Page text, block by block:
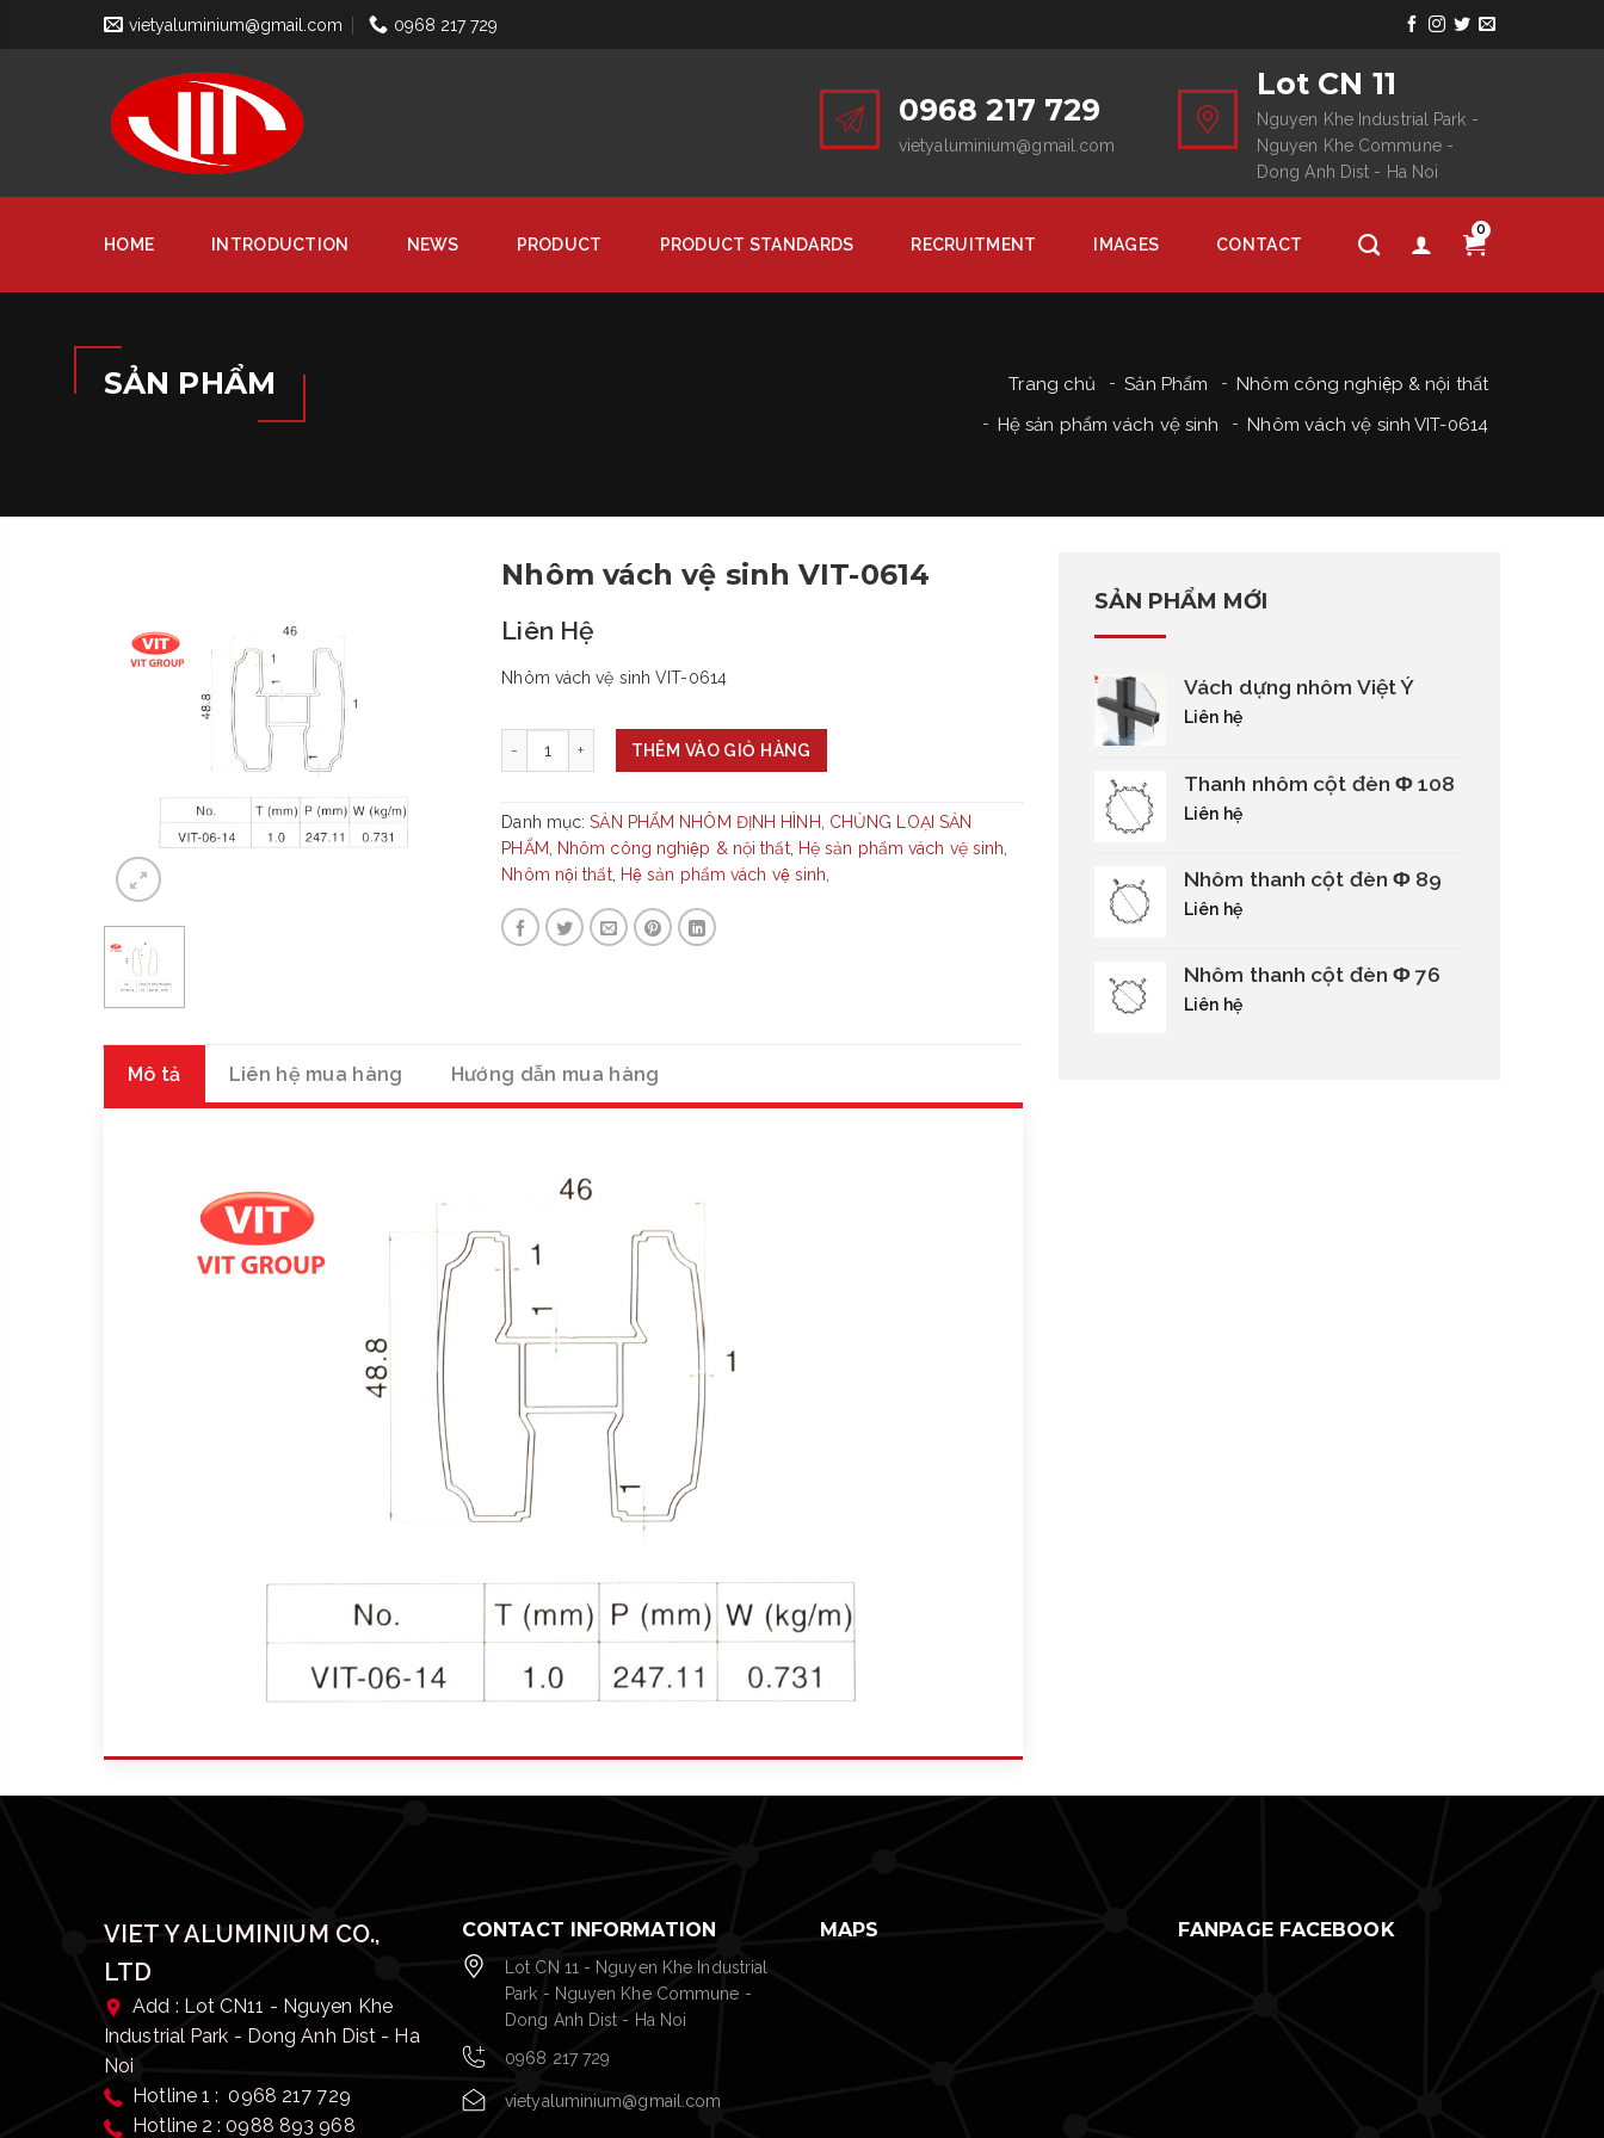
vietyaluminium@gmail.com 0968 217 729
0968 217 729
vietyaluminium@gmail.com
Lot CN 11
Nguyen Khe Industrial Park -
Nguyen Khe Commune -
Dong Anh Dist - Ha Noi
HOME INTRODUCTION NEWS PRODUCT PRODUCT STANDARDS RECRUITMENT IMAGES CONTACT
0
SẢN PHẨM Trang chủ Sản Phẩm
Nhôm công nghiệp & nội thất
Hệ sản phẩm vách vệ sinh
Nhôm vách vệ sinh VIT-0614
Nhôm vách vệ sinh VIT-0614
Liên Hệ
Nhôm vách vệ sinh VIT-0614
- + THÊM VÀO GIỎ HÀNG
Danh mục:SẢN PHẨM NHÔM ĐỊNH HÌNH
CHỦNG LOẠI SẢN
PHẨM
Nhôm công nghiệp & nội thất, Hệ sản phẩm vách vệ sinh
Nhôm nội thất, Hệ sản phẩm vách vệ sinh
Mô tả Liên hệ mua hàng Hướng dẫn mua hàng
SẢN PHẨM MỚI
Vách dựng nhôm Việt Ý
Liên hệ
Thanh nhôm cột đèn Φ 108
Liên hệ
Nhôm thanh cột đèn Φ 89
Liên hệ
Nhôm thanh cột đèn Φ 76
Liên hệ
VIET Y ALUMINIUM CO.,
LTD
Add : Lot CN11 - Nguyen Khe
Industrial Park - Dong Anh Dist - Ha
Noi
Hotline 1 : 0968 217 729
Hotline 2 : 0988 893 968
CONTACT INFORMATION
Lot CN 11 - Nguyen Khe Industrial
Park - Nguyen Khe Commune -
Dong Anh Dist - Ha Noi
0968 217 729
vietyaluminium@gmail.com
MAPS FANPAGE FACEBOOK